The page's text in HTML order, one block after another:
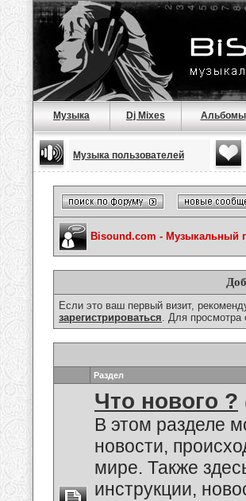
Музыка Dj Mixes Альбомы
Музыка пользователей
Bisound.com - Музыкальный
Если это ваш первый визит,
зарегистрироваться. Для просмотра
Раздел
Что нового ?
В этом разделе
новости,
мире. Также
инструкции,